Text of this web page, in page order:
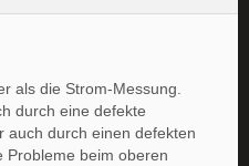
als die Strom-Messung.
durch eine defekte
auch durch einen defekten
Probleme beim oberen